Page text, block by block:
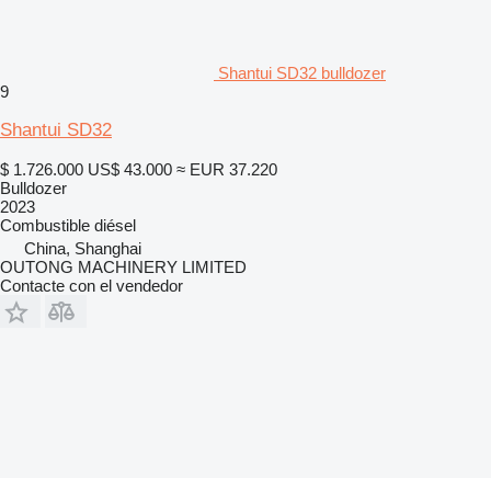
Shantui SD32 bulldozer
9
Shantui SD32
$ 1.726.000 US$ 43.000 ≈ EUR 37.220
Bulldozer
2023
Combustible diésel
China, Shanghai
OUTONG MACHINERY LIMITED
Contacte con el vendedor